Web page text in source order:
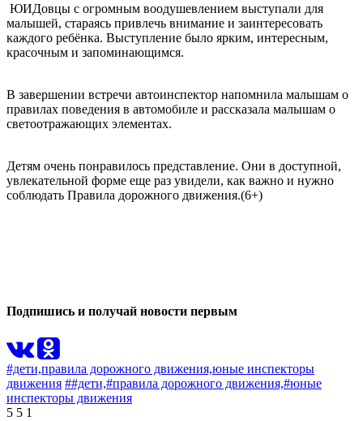
ЮИДовцы с огромным воодушевлением выступали для
малышей, стараясь привлечь внимание и заинтересовать
каждого ребёнка. Выступление было ярким, интересным,
красочным и запоминающимся.
В завершении встречи автоинспектор напомнила малышам о
правилах поведения в автомобиле и рассказала малышам о
светоотражающих элементах.
Детям очень понравилось представление. Они в доступной,
увлекательной форме еще раз увидели, как важно и нужно
соблюдать Правила дорожного движения.(6+)
Подпишись и получай новости первым
#дети,правила дорожного движения,юные инспекторы
движения ##дети,#правила дорожного движения,#юные
инспекторы движения
5 5 1